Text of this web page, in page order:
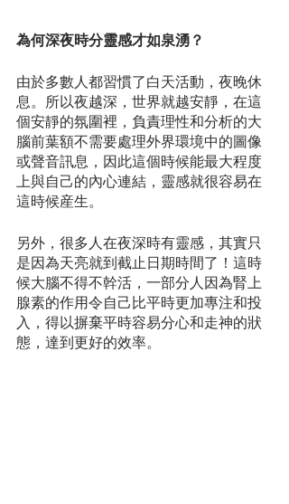
為何深夜時分靈感才如泉湧？
由於多數人都習慣了白天活動，夜晚休
息。所以夜越深，世界就越安靜，在這
個安靜的氛圍裡，負責理性和分析的大
腦前葉額不需要處理外界環境中的圖像
或聲音訊息，因此這個時候能最大程度
上與自己的內心連結，靈感就很容易在
這時候産生。
另外，很多人在夜深時有靈感，其實只
是因為天亮就到截止日期時間了！這時
候大腦不得不幹活，一部分人因為腎上
腺素的作用令自己比平時更加專注和投
入，得以摒棄平時容易分心和走神的狀
態，達到更好的效率。